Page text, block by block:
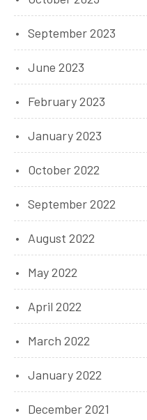
September 2023
June 2023
February 2023
January 2023
October 2022
September 2022
August 2022
May 2022
April 2022
March 2022
January 2022
December 2021